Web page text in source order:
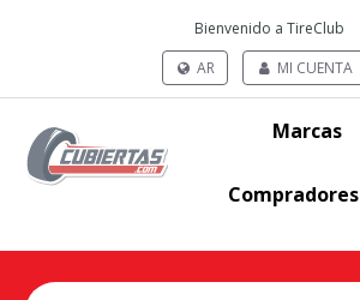
Bienvenido a TireClub
AR
MI CUENTA
Marcas
Compradores
Search